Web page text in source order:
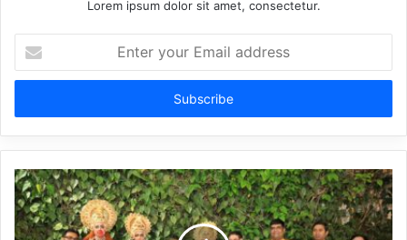
Lorem ipsum dolor sit amet, consectetur.
your
Email